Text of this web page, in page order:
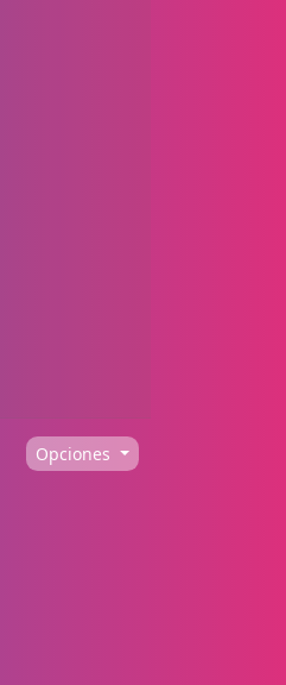
Opciones